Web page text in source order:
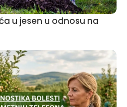
u jesen u odnosu na